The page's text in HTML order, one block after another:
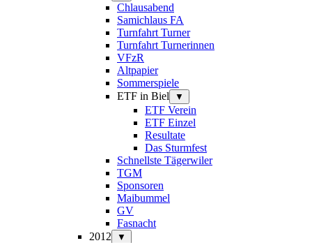
Chlausabend
Samichlaus FA
Turnfahrt Turner
Turnfahrt Turnerinnen
VFzR
Altpapier
Sommerspiele
ETF in Biel
▼
ETF Verein
ETF Einzel
Resultate
Das Sturmfest
Schnellste Tägerwiler
TGM
Sponsoren
Maibummel
GV
Fasnacht
2012
▼